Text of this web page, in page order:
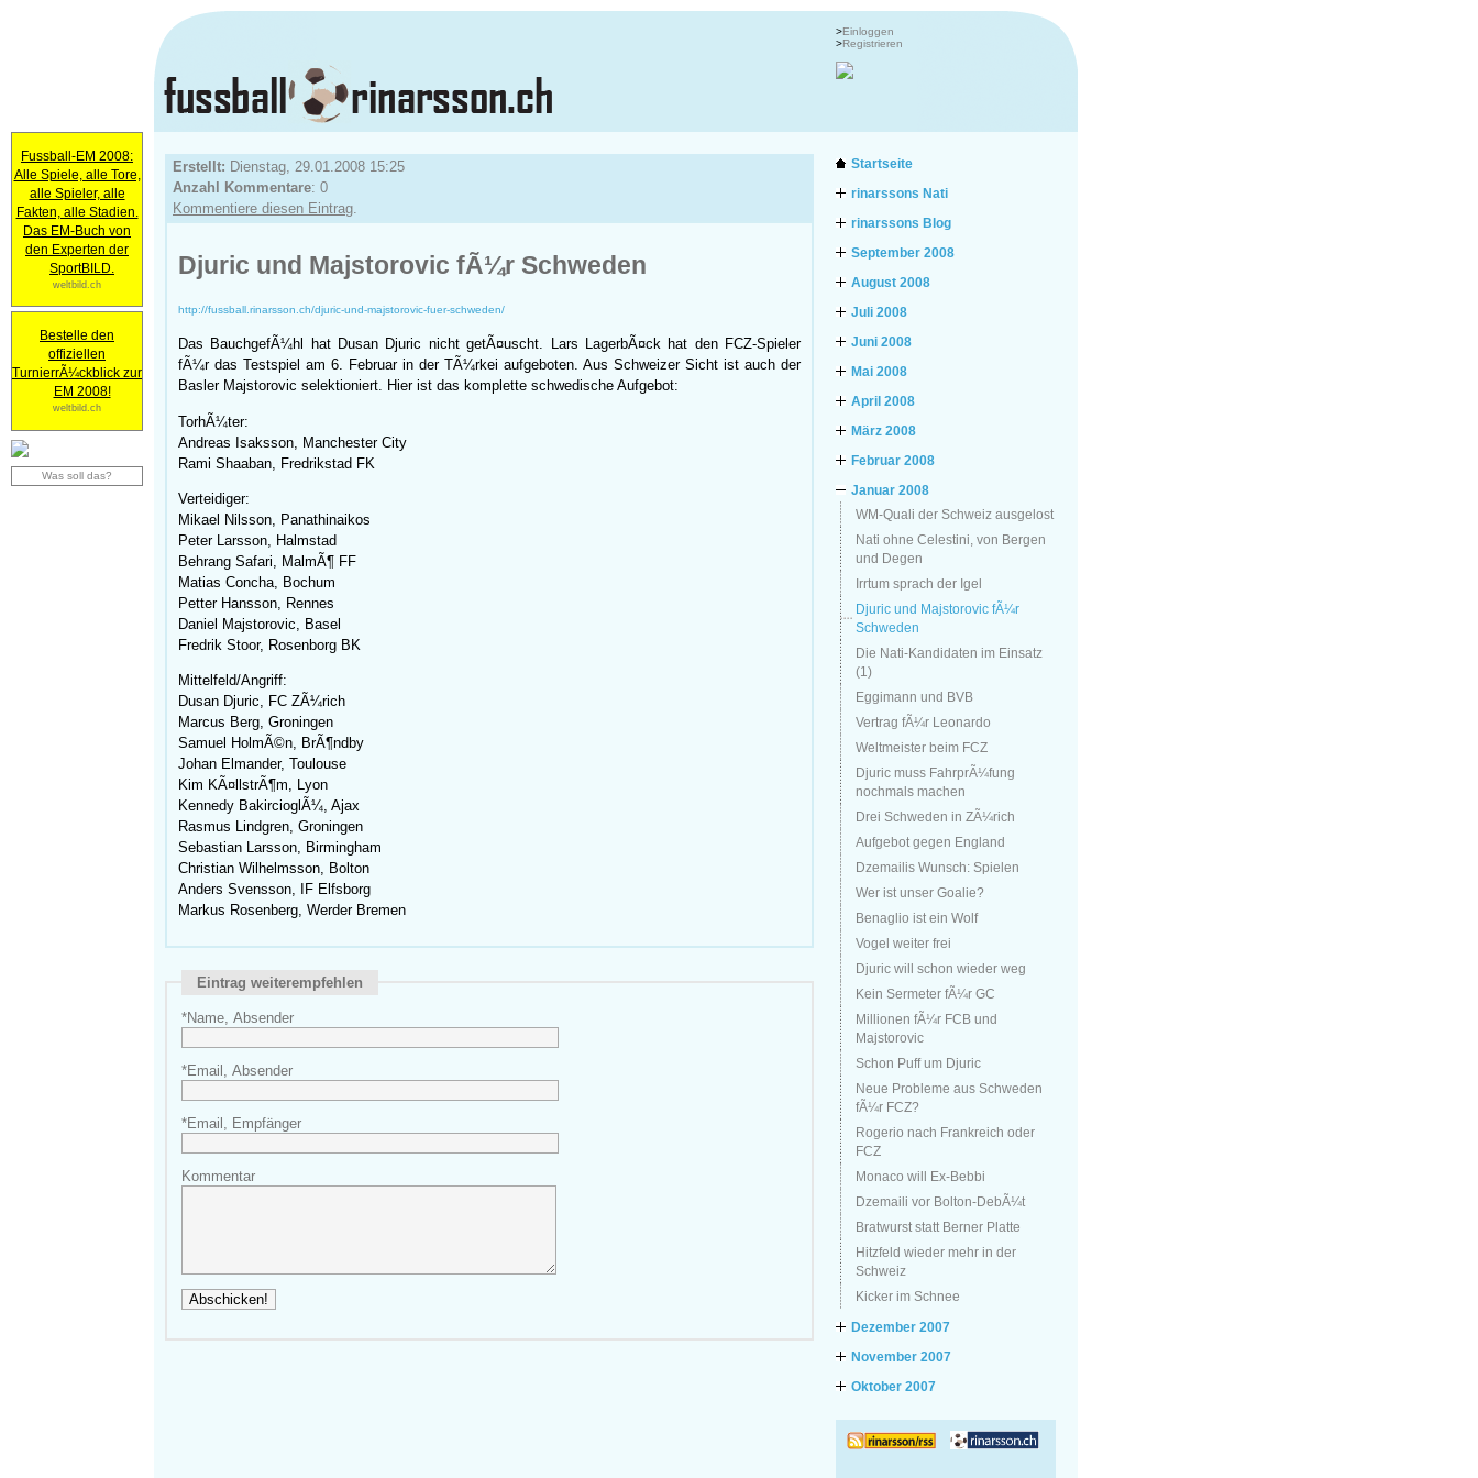
>Einloggen
>Registrieren
Erstellt: Dienstag, 29.01.2008 15:25
Anzahl Kommentare: 0
Kommentiere diesen Eintrag.
Djuric und Majstorovic fÃ¼r Schweden
http://fussball.rinarsson.ch/djuric-und-majstorovic-fuer-schweden/
Das BauchgefÃ¼hl hat Dusan Djuric nicht getÃ¤uscht. Lars LagerbÃ¤ck hat den FCZ-Spieler
fÃ¼r das Testspiel am 6. Februar in der TÃ¼rkei aufgeboten. Aus Schweizer Sicht ist auch der
Basler Majstorovic selektioniert. Hier ist das komplette schwedische Aufgebot:
TorhÃ¼ter:
Andreas Isaksson, Manchester City
Rami Shaaban, Fredrikstad FK
Verteidiger:
Mikael Nilsson, Panathinaikos
Peter Larsson, Halmstad
Behrang Safari, MalmÃ¶ FF
Matias Concha, Bochum
Petter Hansson, Rennes
Daniel Majstorovic, Basel
Fredrik Stoor, Rosenborg BK
Mittelfeld/Angriff:
Dusan Djuric, FC ZÃ¼rich
Marcus Berg, Groningen
Samuel HolmÃ©n, BrÃ¶ndby
Johan Elmander, Toulouse
Kim KÃ¤llstrÃ¶m, Lyon
Kennedy BakircioglÃ¼, Ajax
Rasmus Lindgren, Groningen
Sebastian Larsson, Birmingham
Christian Wilhelmsson, Bolton
Anders Svensson, IF Elfsborg
Markus Rosenberg, Werder Bremen
Eintrag weiterempfehlen
*Name, Absender
*Email, Absender
*Email, Empfänger
Kommentar
Startseite
rinarssons Nati
rinarssons Blog
September 2008
August 2008
Juli 2008
Juni 2008
Mai 2008
April 2008
März 2008
Februar 2008
Januar 2008
WM-Quali der Schweiz ausgelost
Nati ohne Celestini, von Bergen
und Degen
Irrtum sprach der Igel
Djuric und Majstorovic fÃ¼r
Schweden
Die Nati-Kandidaten im Einsatz
(1)
Eggimann und BVB
Vertrag fÃ¼r Leonardo
Weltmeister beim FCZ
Djuric muss FahrprÃ¼fung
nochmals machen
Drei Schweden in ZÃ¼rich
Aufgebot gegen England
Dzemailis Wunsch: Spielen
Wer ist unser Goalie?
Benaglio ist ein Wolf
Vogel weiter frei
Djuric will schon wieder weg
Kein Sermeter fÃ¼r GC
Millionen fÃ¼r FCB und
Majstorovic
Schon Puff um Djuric
Neue Probleme aus Schweden
fÃ¼r FCZ?
Rogerio nach Frankreich oder
FCZ
Monaco will Ex-Bebbi
Dzemaili vor Bolton-DebÃ¼t
Bratwurst statt Berner Platte
Hitzfeld wieder mehr in der
Schweiz
Kicker im Schnee
Dezember 2007
November 2007
Oktober 2007
Fussball-EM 2008:
Alle Spiele, alle Tore,
alle Spieler, alle
Fakten, alle Stadien.
Das EM-Buch von
den Experten der
SportBILD.
weltbild.ch
Bestelle den
offiziellen
TurnierrÃ¼ckblick zur
EM 2008!
weltbild.ch
Was soll das?